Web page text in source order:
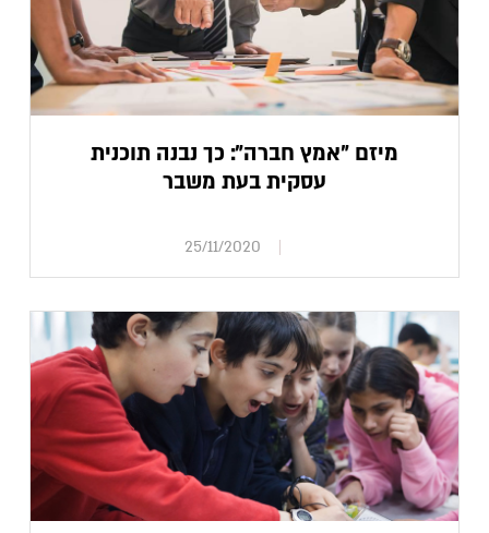
מיזם "אמץ חברה": כך נבנה תוכנית
עסקית בעת משבר
25/11/2020